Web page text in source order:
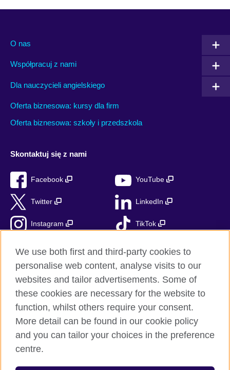
O nas
Współpracuj z nami
Dla nauczycieli angielskiego
Oferta biznesowa: kursy dla firm
Oferta biznesowa: szkoły i przedszkola
Skontaktuj się z nami
Facebook YouTube
Twitter LinkedIn
Instagram TikTok
British Council globalnie
Prywatność i warunki użytkowania
Mapa strony
We use both first and third-party cookies to
personalise web content, analyse visits to our
websites and tailor advertisements. Some of
these cookies are necessary for the website to
function, whilst others require your consent.
More detail can be found in our cookie policy
and you can tailor your choices in the preference
centre.